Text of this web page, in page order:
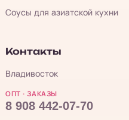
Соусы для азиатской кухни
Контакты
Владивосток
ОПТ · ЗАКАЗЫ
8 908 442-07-70